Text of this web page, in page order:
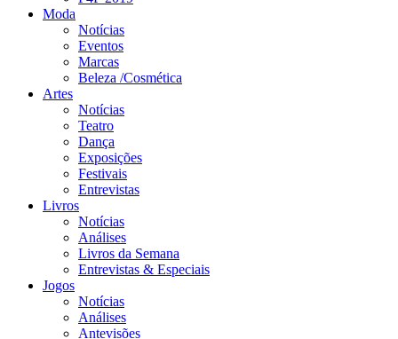
Moda
Notícias
Eventos
Marcas
Beleza /Cosmética
Artes
Notícias
Teatro
Dança
Exposições
Festivais
Entrevistas
Livros
Notícias
Análises
Livros da Semana
Entrevistas & Especiais
Jogos
Notícias
Análises
Antevisões